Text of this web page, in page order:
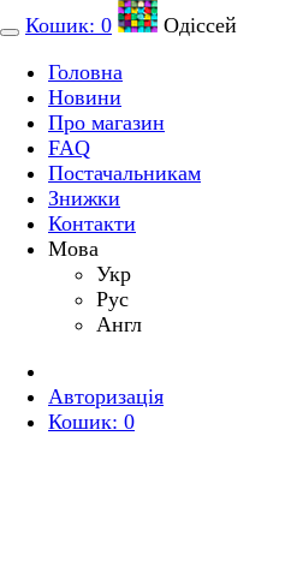
Кошик: 0
Одіссей
Головна
Новини
Про магазин
FAQ
Постачальникам
Знижки
Контакти
Мова
Укр
Рус
Англ
Авторизація
Кошик: 0